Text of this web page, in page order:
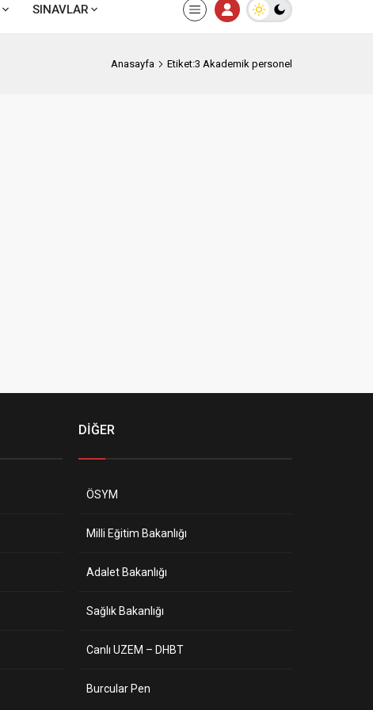
SINAVLAR
Anasayfa Etiket:3 Akademik personel
DİĞER
ÖSYM
Milli Eğitim Bakanlığı
Adalet Bakanlığı
Sağlık Bakanlığı
Canlı UZEM – DHBT
Burcular Pen